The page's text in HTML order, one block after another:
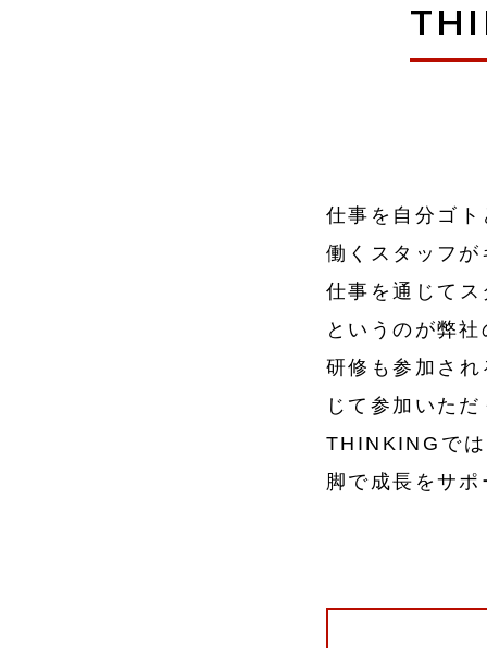
仕事を自分ゴ
働くスタッフ
仕事を通じて
というのが弊
研修も参加さ
じて参加いた
THINKINGで
脚で成長をサ